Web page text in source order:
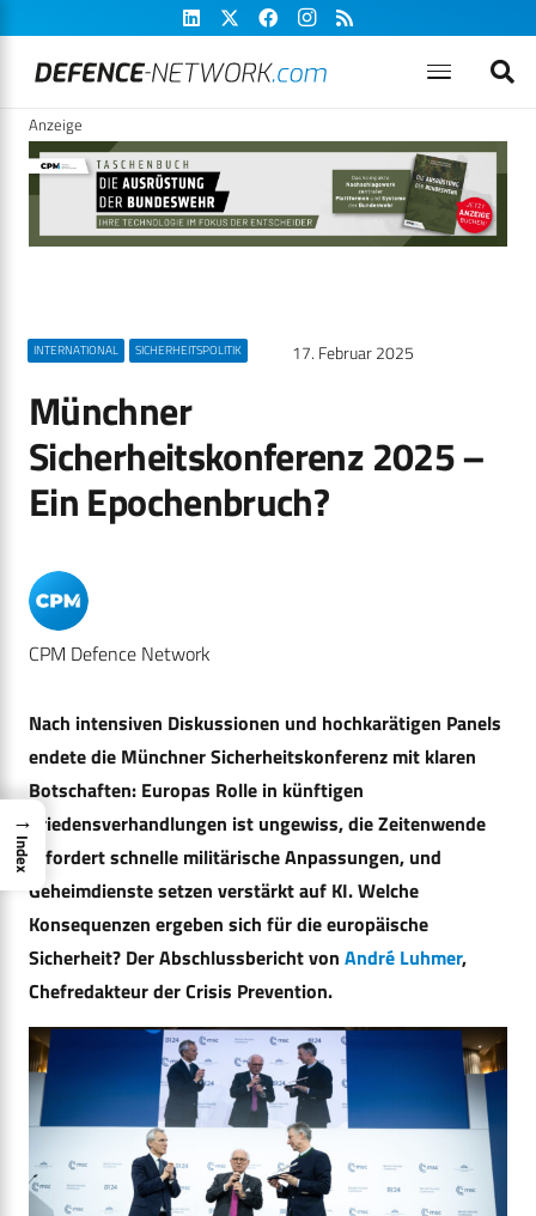
Anzeige
INTERNATIONAL SICHERHEITSPOLITIK 17. Februar 2025
Münchner
Sicherheitskonferenz 2025 –
Ein Epochenbruch?
CPM Defence Network
Nach intensiven Diskussionen und hochkarätigen Panels
endete die Münchner Sicherheitskonferenz mit klaren
Botschaften: Europas Rolle in künftigen
Friedensverhandlungen ist ungewiss, die Zeitenwende
erfordert schnelle militärische Anpassungen, und
Geheimdienste setzen verstärkt auf KI. Welche
Konsequenzen ergeben sich für die europäische
Sicherheit? Der Abschlussbericht von André Luhmer,
Chefredakteur der Crisis Prevention.
→
Index